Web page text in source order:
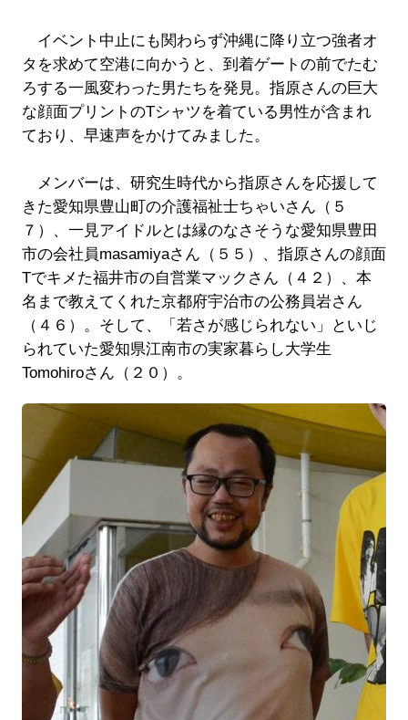
イベント中止にも関わらず沖縄に降り立つ強者オ
タを求めて空港に向かうと、到着ゲートの前でたむ
ろする一風変わった男たちを発見。指原さんの巨大
な顔面プリントのTシャツを着ている男性が含まれ
ており、早速声をかけてみました。
メンバーは、研究生時代から指原さんを応援して
きた愛知県豊山町の介護福祉士ちゃいさん（５
７）、一見アイドルとは縁のなさそうな愛知県豊田
市の会社員masamiyaさん（５５）、指原さんの顔面
Tでキメた福井市の自営業マックさん（４２）、本
名まで教えてくれた京都府宇治市の公務員岩さん
（４６）。そして、「若さが感じられない」といじ
られていた愛知県江南市の実家暮らし大学生
Tomohiroさん（２０）。